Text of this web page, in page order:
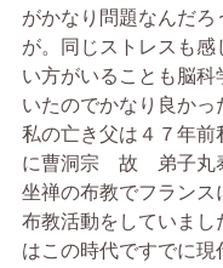
がかなり問題なんだろ
が。同じストレスも感
い方がいることも脳科
いたのでかなり良かっ
私の亡き父は４７年前
に曹洞宗　故　弟子丸
坐禅の布教でフランス
布教活動をしていまし
はこの時代ですでに現